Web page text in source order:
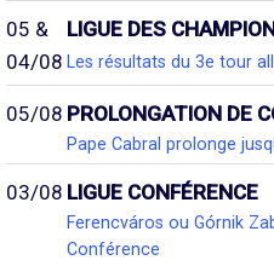
05 &
04/08
LIGUE DES
Les résultats du 3e tour
05/08 PROLONGATION DE
Pape Cabral prolonge
03/08 LIGUE CONFÉRENCE
Ferencváros ou Górnik
Conférence